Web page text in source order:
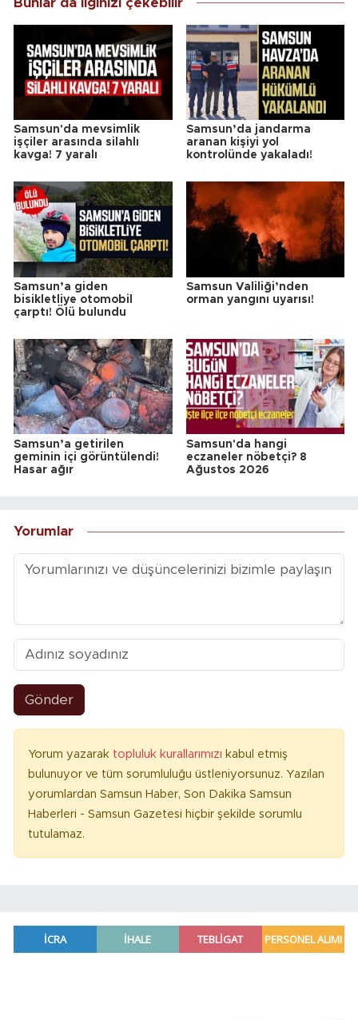
Samsun'da mevsimlik
işçiler arasında silahlı
kavga! 7 yaralı
Samsun’da jandarma
aranan kişiyi yol
kontrolünde yakaladı!
Samsun’a giden
bisikletliye otomobil
çarptı! Ölü bulundu
Samsun Valiliği’nden
orman yangını uyarısı!
Samsun’a getirilen
geminin içi görüntülendi!
Hasar ağır
Samsun'da hangi
eczaneler nöbetçi? 8
Ağustos 2026
Yorumlar
Gönder
Yorum yazarak topluluk kurallarımızı kabul etmiş
bulunuyor ve tüm sorumluluğu üstleniyorsunuz. Yazılan
yorumlardan Samsun Haber, Son Dakika Samsun
Haberleri - Samsun Gazetesi hiçbir şekilde sorumlu
tutulamaz.